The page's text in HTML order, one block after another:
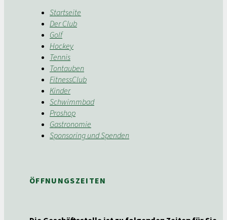
Startseite
Der Club
Golf
Hockey
Tennis
Tontauben
FitnessClub
Kinder
Schwimmbad
Proshop
Gastronomie
Sponsoring und Spenden
ÖFFNUNGSZEITEN